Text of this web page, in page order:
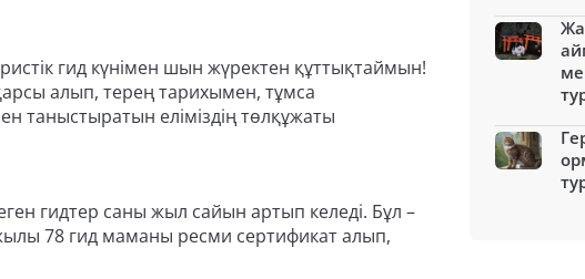
гид күнімен шын жүректен құттықтаймын!
алып, терең тарихымен, тұмса
таныстыратын еліміздің төлқұжаты
гидтер саны жыл сайын артып келеді. Бұл –
78 гид маманы ресми сертификат алып,